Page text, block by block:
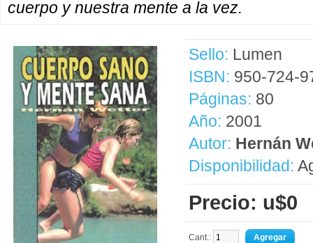
cuerpo y nuestra mente a la vez.
Sello: Lumen
ISBN: 950-724-
Páginas: 80
Año: 2001
Autor: Hernán
Disponibilidad:
Precio: u$0
Cant.: